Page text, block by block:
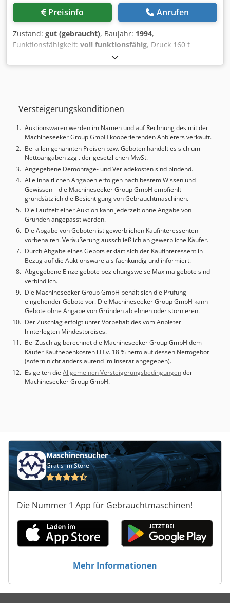
Hauptmotor: 22 kW - Spannung: 3x 400 V / 50/60 Hz -
Transportabmessungen BxHxT: 5200 x 3200 x 2100 mm -
Preisinfo Anrufen
Zustand: gut (gebraucht), Baujahr: 1994,
Funktionsfähigkeit: voll funktionsfähig, Druck 160 t
Abkantlänge 3200 mm Steuerung CYBELEC CybTouch 15 PS
Dsdpfexb Sm Nsx Abzokr Maschinengewicht ca. 14.000 kg
Zubehör/Ausstattung: - Steuerungsumbau März 2025 -
Versteigerungskonditionen
Auktionswaren werden im Namen und auf Rechnung des mit der
Machineseeker Group GmbH kooperierenden Anbieters verkauft.
Bei allen genannten Preisen bzw. Geboten handelt es sich um
Nettoangaben zzgl. der gesetzlichen MwSt.
Angegebene Demontage- und Verladekosten sind bindend.
Alle inhaltlichen Angaben erfolgen nach bestem Wissen und
Gewissen – die Machineseeker Group GmbH empfiehlt
grundsätzlich die Besichtigung von Gebrauchtmaschinen.
Die Laufzeit einer Auktion kann jederzeit ohne Angabe von
Gründen angepasst werden.
Die Abgabe von Geboten ist gewerblichen Kaufinteressenten
vorbehalten. Veräußerung ausschließlich an gewerbliche Käufer.
Durch Abgabe eines Gebots erklärt sich der Kaufinteressent in
Bezug auf die Auktionsware als fachkundig und informiert.
Abgegebene Einzelgebote beziehungsweise Maximalgebote sind
verbindlich.
Die Machineseeker Group GmbH behält sich die Prüfung
eingehender Gebote vor. Die Machineseeker Group GmbH kann
Gebote ohne Angabe von Gründen ablehnen oder stornieren.
Der Zuschlag erfolgt unter Vorbehalt des vom Anbieter
hinterlegten Mindestpreises.
Bei Zuschlag berechnet die Machineseeker Group GmbH dem
Käufer Kaufnebenkosten i.H.v. 18 % netto auf dessen Nettogebot
(sofern nicht anderslautend im Inserat angegeben).
Es gelten die Allgemeinen Versteigerungsbedingungender
Machineseeker Group GmbH.
Maschinensucher
Gratis im Store
Die Nummer 1 App für Gebrauchtmaschinen!
Mehr Informationen